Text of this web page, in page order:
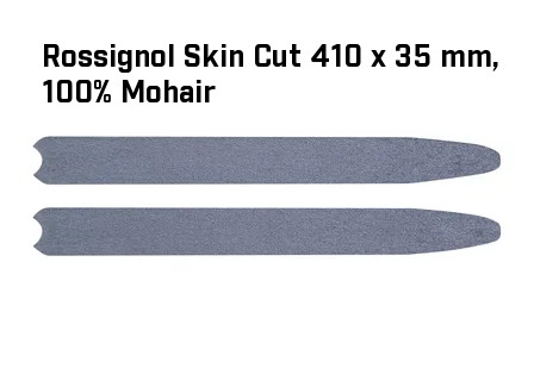
Rossignol Skin Cut 410 x 35 mm,
100% Mohair